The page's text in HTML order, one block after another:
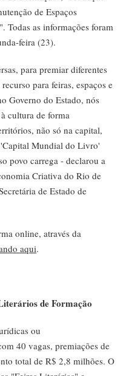
de Espaços
Todas as informações foram
feira (23).
para premiar diferentes
para feiras, espaços e
Governo do Estado, nós
cultura de forma
não só na capital,
Mundial do Livro'
povo carrega - declarou a
Criativa do Rio de
de Estado de
online, através da
aqui.
de Formação
ou
40 vagas, premiações de
total de R$ 2,8 milhões. O